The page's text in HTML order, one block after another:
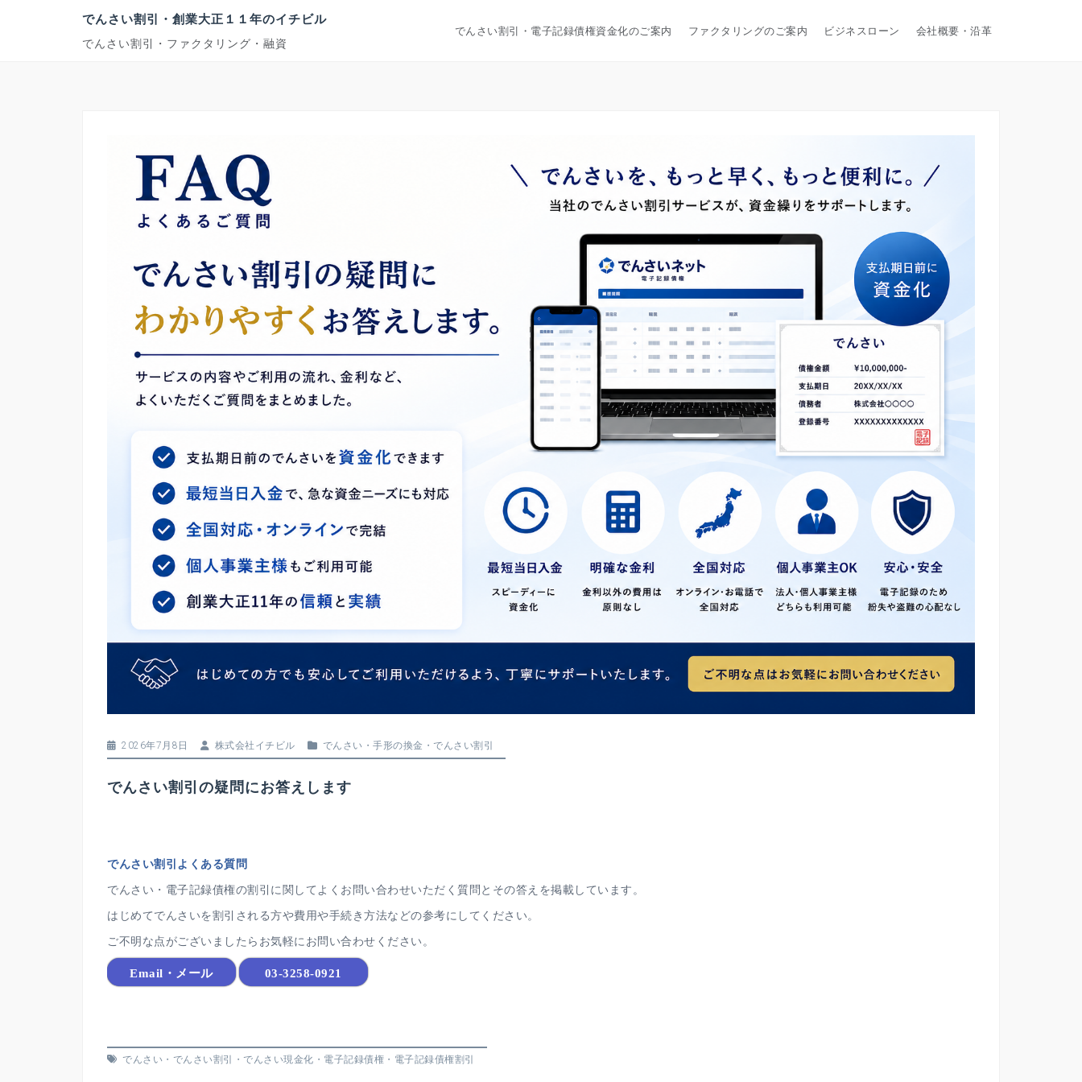
でんさい割引・創業大正１１年のイチビル
でんさい割引・ファクタリング・融資
でんさい割引・電子記録債権資金化のご案内 ファクタリングのご案内 ビジネスローン 会社概要・沿革
2026年7月8日 株式会社イチビル でんさい・手形の換金 ・ でんさい割引
でんさい割引の疑問にお答えします
でんさい割引よくある質問
でんさい・電子記録債権の割引に関してよくお問い合わせいただく質問とその答えを掲載しています。
はじめてでんさいを割引される方や費用や手続き方法などの参考にしてください。
ご不明な点がございましたらお気軽にお問い合わせください。
Email・メール 03-3258-0921
でんさい ・ でんさい割引 ・ でんさい現金化 ・ 電子記録債権 ・ 電子記録債権割引